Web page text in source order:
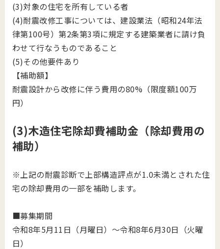
(3)対象の住宅を所有している者
(4)耐震改修工事については、建設業法（昭和24年法
律第100号）第2条第3項に規定する建築業者に請け負
わせて行なうものであること
(5)その他要件あり
【補助額】
耐震設計から改修に伴う費用の80%（限度額100万
円）
(3)木造住宅除却費補助金（除却費用の
補助）
※上記の耐震診断で上部構造評点が1.0未満とされた住
宅の除却費用の一部を補助します。
■募集期間
令和8年5月11日（月曜日）～令和8年6月30日（火曜
日）